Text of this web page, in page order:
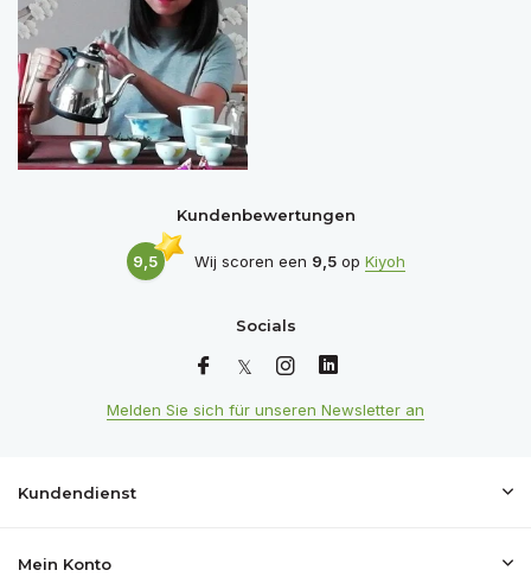
Kundenbewertungen
9,5 Wij scoren een 9,5op Kiyoh
Socials
Melden Sie sich für unseren Newsletter an
Kundendienst
Mein Konto